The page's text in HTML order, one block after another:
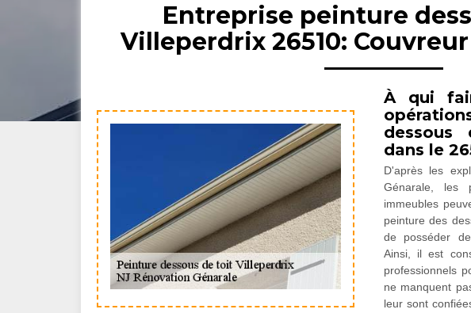
Entreprise peinture
Villeperdrix 26510:
À qui
dans le
D'après les
Génarale, les
immeubles
peinture des
de posséder
Ainsi, il est
professionnels
ne manquent
leur sont